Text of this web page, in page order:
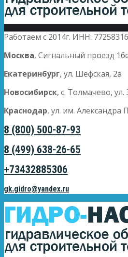
Работаем с 2014г. ИНН:
Москва, Сигнальный проезд
Екатеринбург, ул. Шефская, 2а
Новосибирск, с. Толмачево, ул.
Краснодар, ул. им.
8 (800) 500-87-93
8 (499) 638-26-65
+73432885306
gk.gidro@yandex.ru